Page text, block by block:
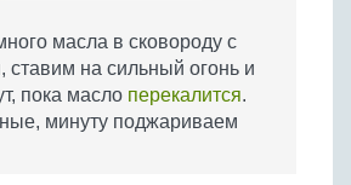
масла в сковороду с
ставим на сильный огонь и
пока масло перекалится.
минуту поджариваем